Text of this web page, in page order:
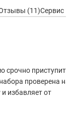
(11)Сервис
срочно приступить
проверена на
и избавляет от